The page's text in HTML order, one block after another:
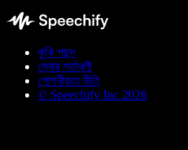
কুকি পছন্দ
সেবার শর্তাবলী
গোপনীয়তা নীতি
© Speechify Inc 2026